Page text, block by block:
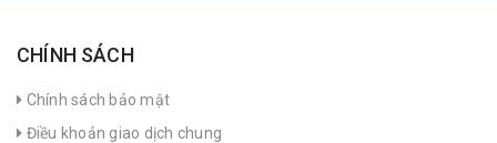
CHÍNH SÁCH
Chính sách bảo mật
Điều khoản giao dịch chung